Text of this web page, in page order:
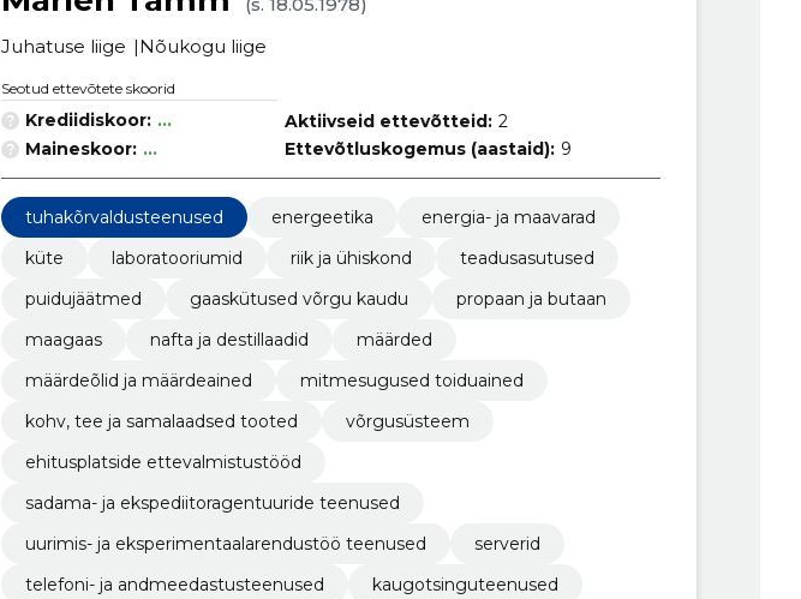
Juhatuse liige
Nõukogu liige
Seotud ettevõtete skoorid
Krediidiskoor: ...
Maineskoor: ...
Aktiivseid ettevõtteid: 2
Ettevõtluskogemus (aastaid): 9
tuhakõrvaldusteenused energeetika
energia- ja maavarad
küte
laboratooriumid riik ja ühiskond
teadusasutused
puidujäätmed
gaaskütused võrgu kaudu
propaan ja butaan
maagaas
nafta ja destillaadid
määrded
määrdeõlid ja määrdeained
mitmesugused toiduained
kohv, tee ja samalaadsed tooted
võrgusüsteem
ehitusplatside ettevalmistustööd
sadama- ja ekspediitoragentuuride teenused
uurimis- ja eksperimentaalarendustöö teenused
serverid
telefoni- ja andmeedastusteenused
kaugotsinguteenused